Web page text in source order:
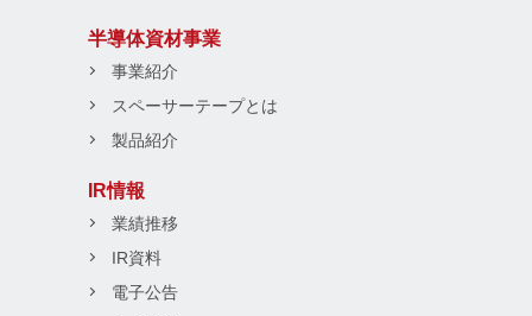
半導体資材事業
事業紹介
スペーサーテープとは
製品紹介
IR情報
業績推移
IR資料
電子公告